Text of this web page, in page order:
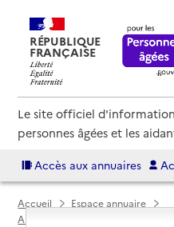
RÉPUBLIQUE
FRANÇAISE
Le site officiel
personnes âgées et les
Accès aux annuaires
Accueil
Espace annuaire
Annuaire EHPAD et maisons de